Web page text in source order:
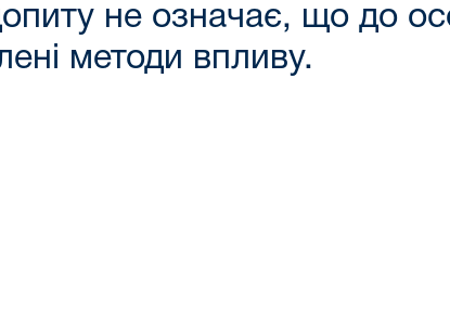
не означає, що до
методи впливу.